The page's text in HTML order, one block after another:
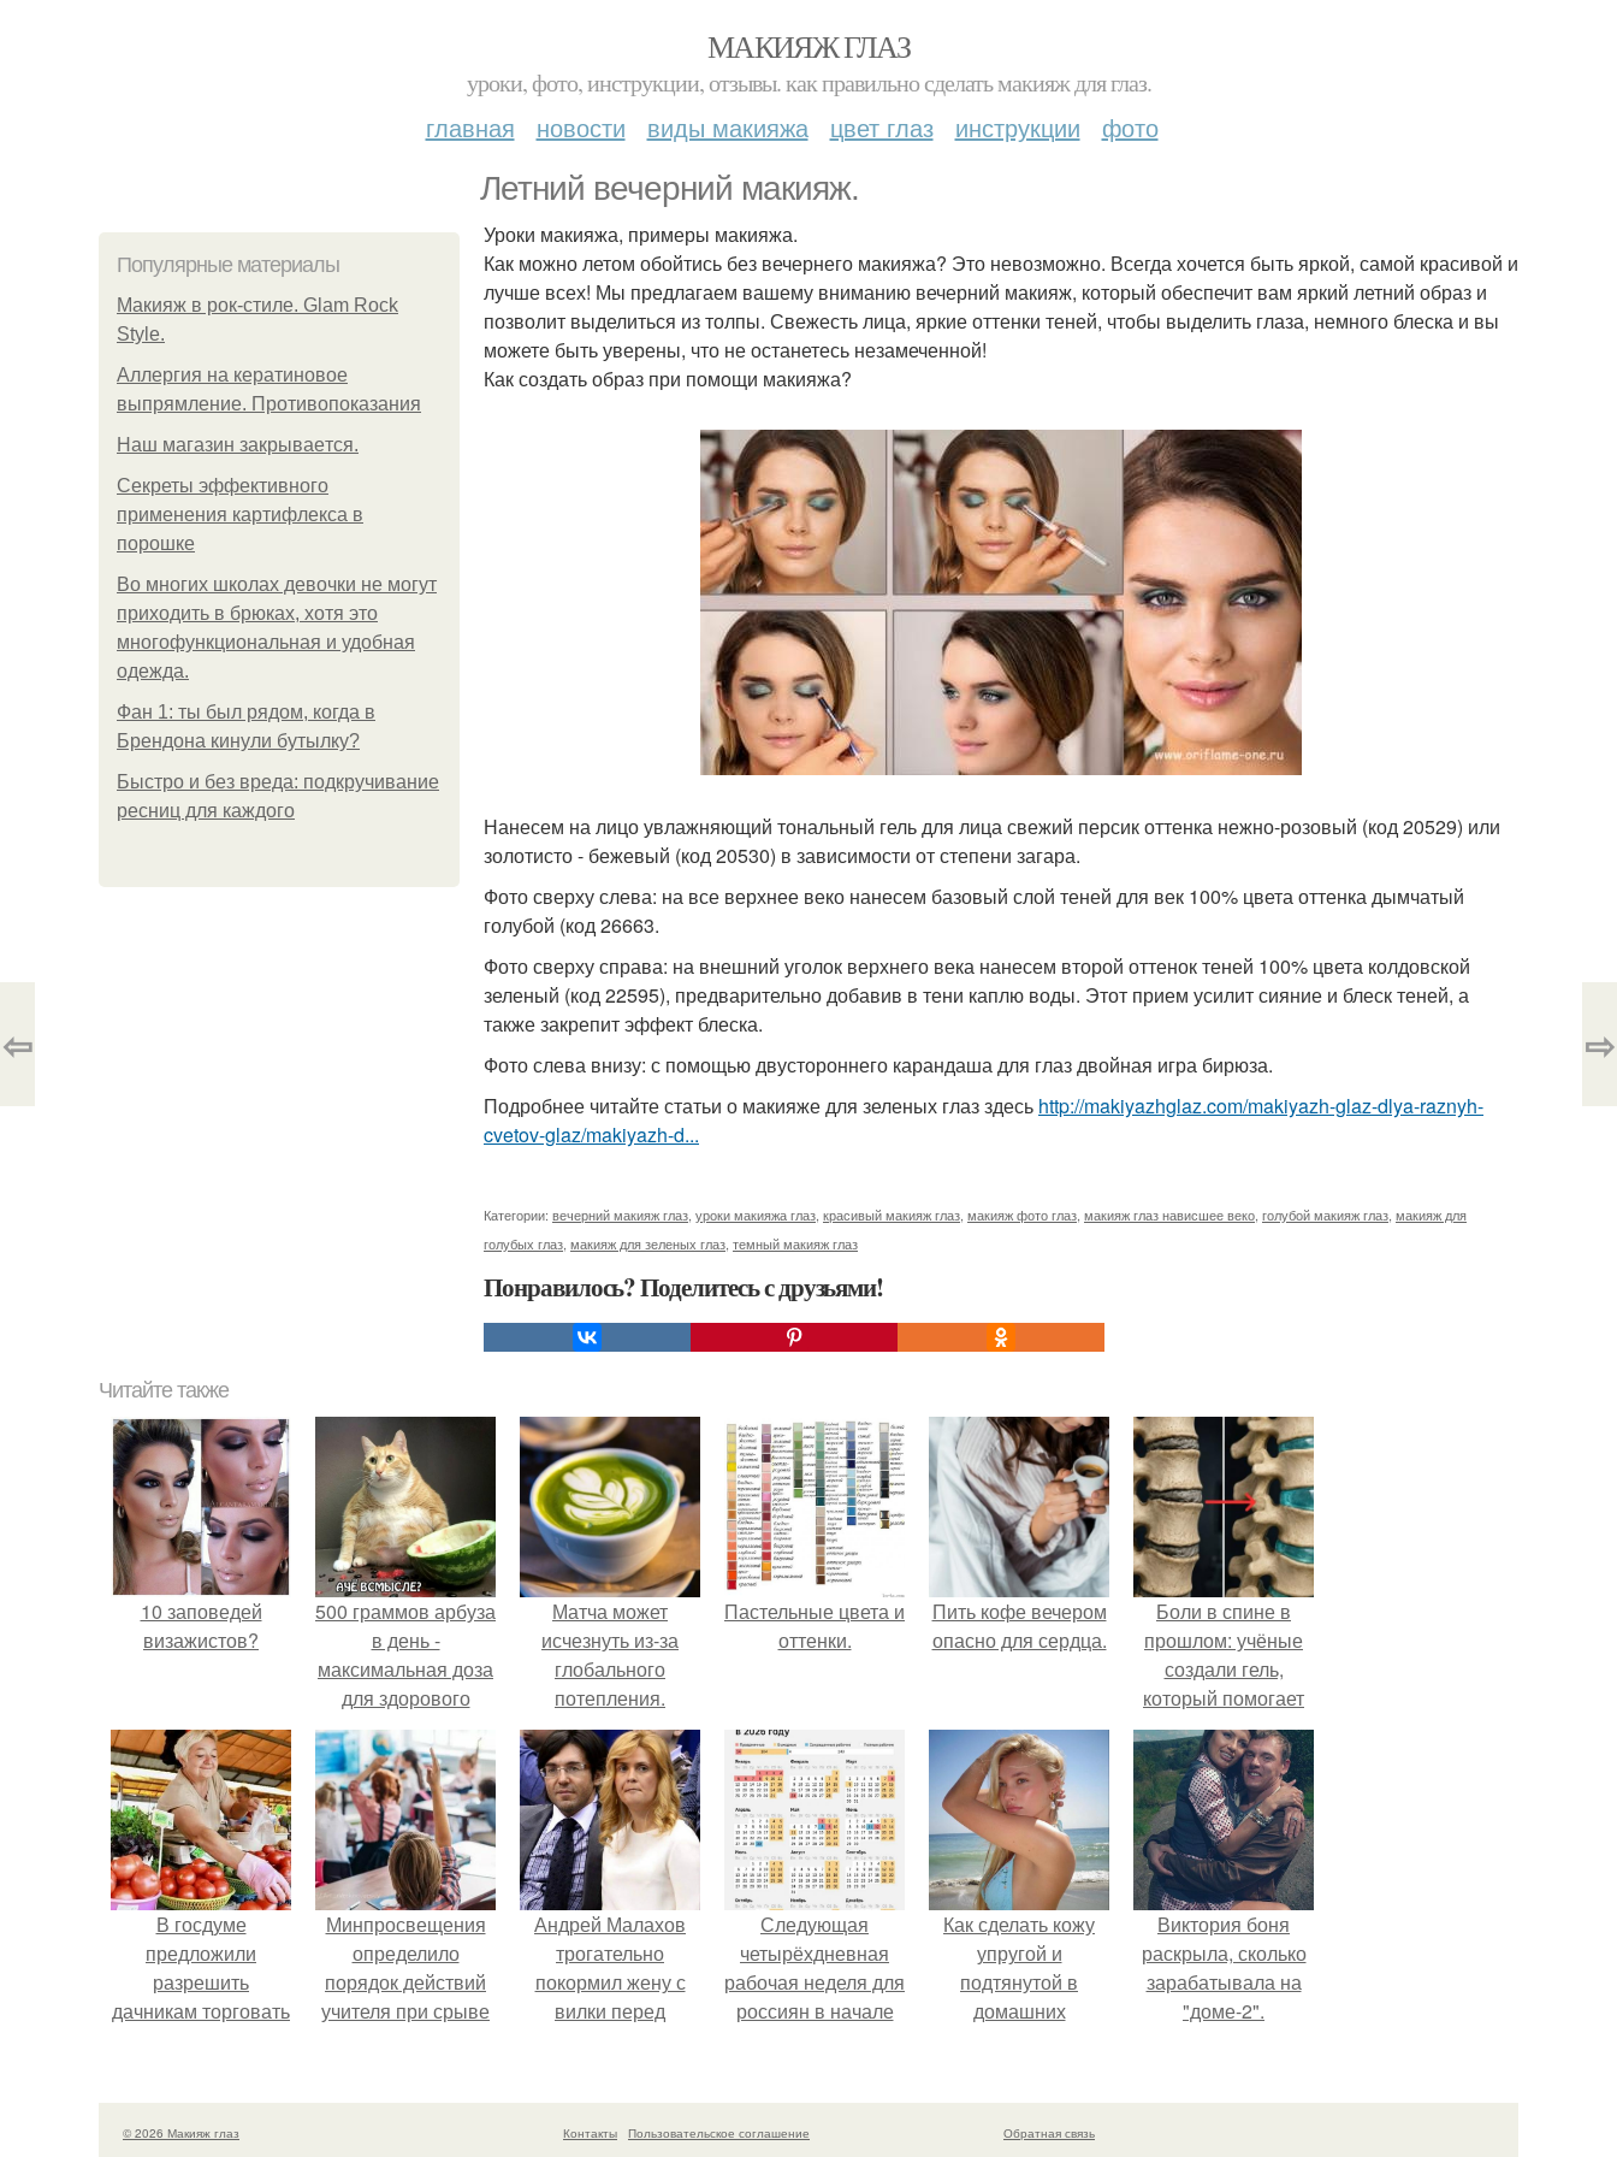
МАКИЯЖ ГЛАЗ
уроки, фото, инструкции, отзывы. как правильно сделать макияж для глаз.
главная новости виды макияжа цвет глаз инструкции фото
Летний вечерний макияж.
Популярные материалы
Макияж в рок-стиле. Glam Rock
Style.
Аллергия на кератиновое
выпрямление. Противопоказания
Нaш магaзин зaкрывaeтся.
Секреты эффективного
применения картифлекса в
порошке
Во многих школах девочки не могут
приходить в брюках, хотя это
многофункциональная и удобная
одежда.
Фан 1: ты был рядом, когда в
Брендона кинули бутылку?
Быстро и без вреда: подкручивание
ресниц для каждого
Уроки макияжа, примеры макияжа.
Как можно летом обойтись без вечернего макияжа? Это невозможно. Всегда хочется быть яркой, самой красивой и
лучше всех! Мы предлагаем вашему вниманию вечерний макияж, который обеспечит вам яркий летний образ и
позволит выделиться из толпы. Свежесть лица, яркие оттенки теней, чтобы выделить глаза, немного блеска и вы
можете быть уверены, что не останетесь незамеченной!
Как создать образ при помощи макияжа?
Нанесем на лицо увлажняющий тональный гель для лица свежий персик оттенка нежно-розовый (код 20529) или
золотисто - бежевый (код 20530) в зависимости от степени загара.
Фото сверху слева: на все верхнее веко нанесем базовый слой теней для век 100% цвета оттенка дымчатый
голубой (код 26663.
Фото сверху справа: на внешний уголок верхнего века нанесем второй оттенок теней 100% цвета колдовской
зеленый (код 22595), предварительно добавив в тени каплю воды. Этот прием усилит сияние и блеск теней, а
также закрепит эффект блеска.
Фото слева внизу: с помощью двустороннего карандаша для глаз двойная игра бирюза.
Подробнее читайте статьи о макияже для зеленых глаз здесь http://makiyazhglaz.com/makiyazh-glaz-dlya-raznyh-
cvetov-glaz/makiyazh-d...
Категории: вечерний макияж глаз уроки макияжа глаз красивый макияж глаз макияж фото глаз макияж глаз нависшее веко голубой макияж глаз макияж для
голубых глаз макияж для зеленых глаз темный макияж глаз
Понравилось? Поделитесь с друзьями!
⇦ ⇨
Читайте также
10 заповедей
визажистов?
500 граммов арбуза
в день -
максимальная доза
для здорового
взрослого,
предупредили
врачи.
Матча может
исчезнуть из-за
глобального
потепления.
Пастельные цвета и
оттенки.
Пить кофе вечером
опасно для сердца.
Боли в спине в
прошлом: учёные
создали гель,
который помогает
восстанавливать
межпозвоночные
диски.
В госдуме
предложили
разрешить
дачникам торговать
в людных местах.
Минпросвещения
определило
порядок действий
учителя при срыве
Андрей Малахов
трогательно
покормил жену с
вилки перед
поклонников.
Следующая
четырёхдневная
рабочая неделя для
россиян в начале
Как сделать кожу
упругой и
подтянутой в
домашних
Виктория боня
раскрыла, сколько
зарабатывала на
"доме-2".
© 2026 Макияж глаз Контакты
Пользовательское соглашение
Обратная связь